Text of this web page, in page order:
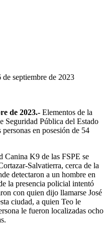
de septiembre de 2023
de 2023.- Elementos de la
Seguridad Pública del Estado
en posesión de 54
Canina K9 de las FSPE se
Salvatierra, cerca de la
detectaron a un hombre en
la presencia policial intentó
con quien dijo llamarse José
ciudad, a quien Teo le
le fueron localizadas ocho